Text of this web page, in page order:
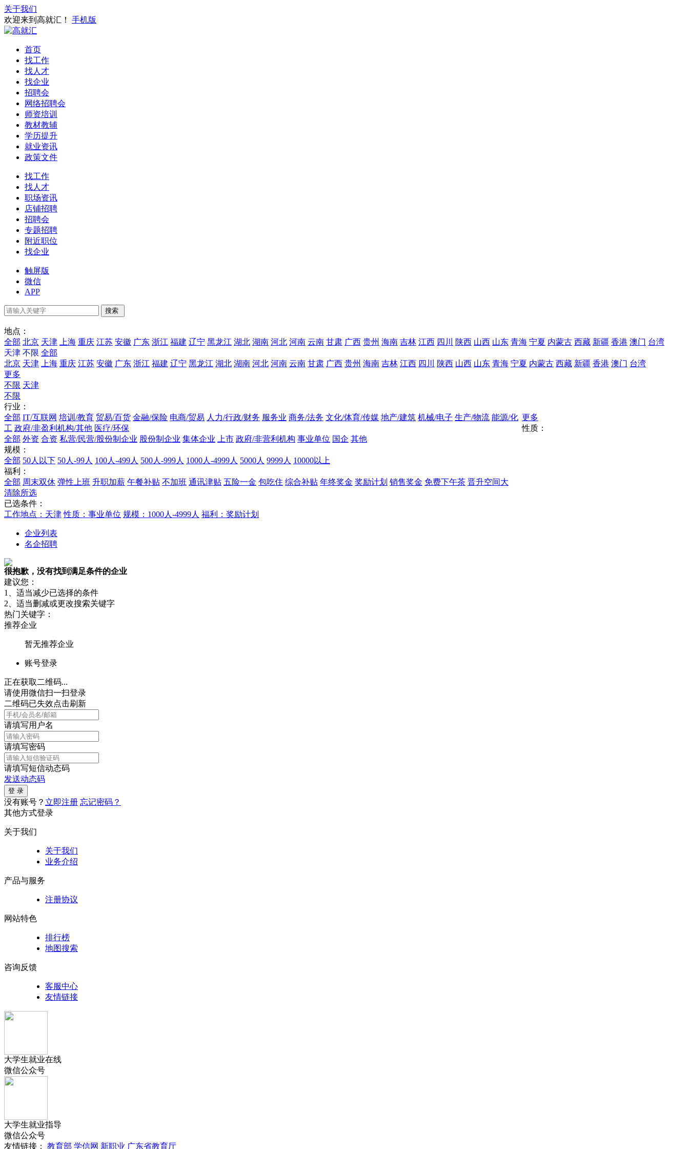
关于我们
欢迎来到高就汇！
手机版
首页
找工作
找人才
找企业
招聘会
网络招聘会
师资培训
教材教辅
学历提升
就业资讯
政策文件
找工作
找人才
职场资讯
店铺招聘
招聘会
专题招聘
附近职位
找企业
触屏版
微信
APP
地点：
全部 北京 天津 上海 重庆 江苏 安徽 广东 浙江 福建 辽宁 黑龙江 湖北 湖南 河北 河南 云南 甘肃 广西 贵州 海南 吉林 江西 四川 陕西 山西 山东 青海 宁夏 内蒙古 西藏 新疆 香港 澳门 台湾
天津 不限 全部
北京 天津 上海 重庆 江苏 安徽 广东 浙江 福建 辽宁 黑龙江 湖北 湖南 河北 河南 云南 甘肃 广西 贵州 海南 吉林 江西 四川 陕西 山西 山东 青海 宁夏 内蒙古 西藏 新疆 香港 澳门 台湾
更多
不限 天津
不限
行业：
全部 IT/互联网 培训/教育 贸易/百货 金融/保险 电商/贸易 人力/行政/财务 服务业 商务/法务 文化/体育/传媒 地产/建筑 机械/电子 生产/物流 能源/化
工 政府/非盈利机构/其他 医疗/环保
更多
性质：
全部 外资 合资 私营/民营/股份制企业 股份制企业 集体企业 上市 政府/非营利机构 事业单位 国企 其他
规模：
全部 50人以下 50人-99人 100人-499人 500人-999人 1000人-4999人 5000人 9999人 10000以上
福利：
全部 周末双休 弹性上班 升职加薪 午餐补贴 不加班 通讯津贴 五险一金 包吃住 综合补贴 年终奖金 奖励计划 销售奖金 免费下午茶 晋升空间大
清除所选
已选条件：
工作地点：天津 性质：事业单位 规模：1000人-4999人 福利：奖励计划
企业列表
名企招聘
很抱歉，没有找到满足条件的企业
建议您：
1、适当减少已选择的条件
2、适当删减或更改搜索关键字
热门关键字：
推荐企业
暂无推荐企业
账号登录
正在获取二维码...
请使用微信扫一扫登录
二维码已失效点击刷新
请填写用户名
请填写密码
请填写短信动态码
发送动态码
没有账号？ 立即注册 忘记密码？
其他方式登录
关于我们
关于我们
业务介绍
产品与服务
注册协议
网站特色
排行榜
地图搜索
咨询反馈
客服中心
友情链接
大学生就业在线
微信公众号
大学生就业指导
微信公众号
友情链接： 教育部 学信网 新职业 广东省教育厅